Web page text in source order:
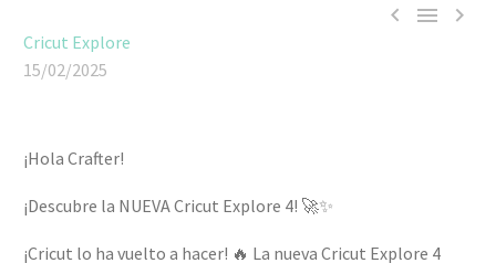
  
Cricut Explore
15/02/2025
¡Hola Crafter!
¡Descubre la NUEVA Cricut Explore 4! 🚀✨
¡Cricut lo ha vuelto a hacer! 🔥 La nueva Cricut Explore 4